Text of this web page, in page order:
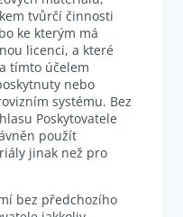
tvůrčí činnosti
ke kterým má
licenci, a které
tímto účelem
nebo
systému. Bez
Poskytovatele
použít
jinak než pro
bez předchozího